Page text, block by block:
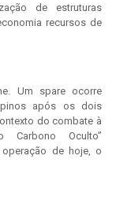
de estruturas
recursos de
Um spare ocorre
após os dois
do combate à
Carbono Oculto”
de hoje, o